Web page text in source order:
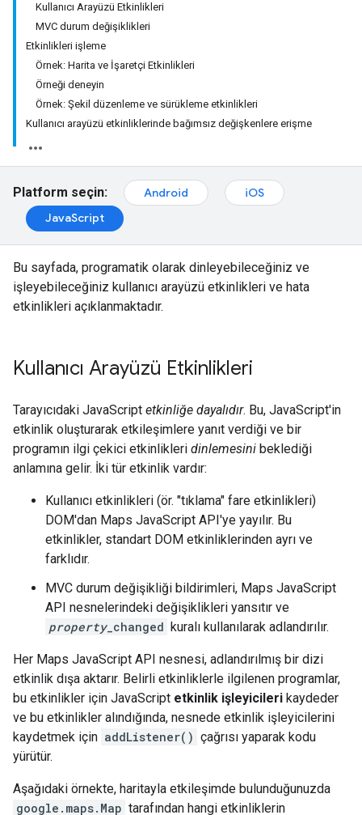
Kullanıcı Arayüzü Etkinlikleri
MVC durum değişiklikleri
Etkinlikleri işleme
Örnek: Harita ve İşaretçi Etkinlikleri
Örneği deneyin
Örnek: Şekil düzenleme ve sürükleme etkinlikleri
Kullanıcı arayüzü etkinliklerinde bağımsız değişkenlere erişme
Platform seçin: Android
iOS
JavaScript
Bu sayfada, programatik olarak dinleyebileceğiniz ve
işleyebileceğiniz kullanıcı arayüzü etkinlikleri ve hata
etkinlikleri açıklanmaktadır.
Kullanıcı Arayüzü Etkinlikleri
Tarayıcıdaki JavaScript etkinliğe dayalıdır. Bu, JavaScript'in
etkinlik oluşturarak etkileşimlere yanıt verdiği ve bir
programın ilgi çekici etkinlikleri dinlemesini beklediği
anlamına gelir. İki tür etkinlik vardır:
Kullanıcı etkinlikleri (ör. "tıklama" fare etkinlikleri)
DOM'dan Maps JavaScript API'ye yayılır. Bu
etkinlikler, standart DOM etkinliklerinden ayrı ve
farklıdır.
MVC durum değişikliği bildirimleri, Maps JavaScript
API nesnelerindeki değişiklikleri yansıtır ve
property_changed kuralı kullanılarak adlandırılır.
Her Maps JavaScript API nesnesi, adlandırılmış bir dizi
etkinlik dışa aktarır. Belirli etkinliklerle ilgilenen programlar,
bu etkinlikler için JavaScript etkinlik işleyicileri kaydeder
ve bu etkinlikler alındığında, nesnede etkinlik işleyicilerini
kaydetmek için addListener() çağrısı yaparak kodu
yürütür.
Aşağıdaki örnekte, haritayla etkileşimde bulunduğunuzda
google.maps.Map tarafından hangi etkinliklerin